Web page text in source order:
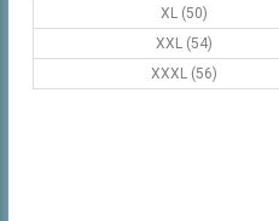
XL (50)
XXL (54)
XXXL (56)